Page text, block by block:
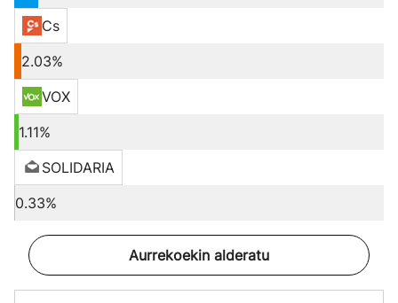
Cs
2.03%
VOX
1.11%
SOLIDARIA
0.33%
Aurrekoekin alderatu